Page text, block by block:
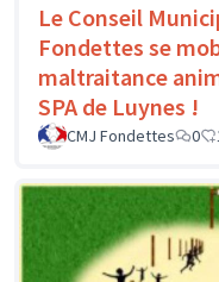
Le Conseil
Fondettes se
maltraitance
SPA de Luynes !
CMJ Fondettes 0